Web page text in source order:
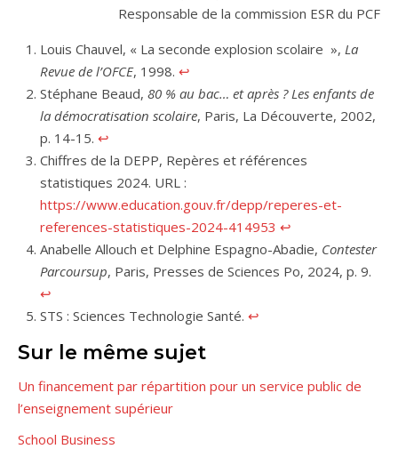
Responsable de la commission ESR du PCF
Louis Chauvel, « La seconde explosion scolaire », La
Revue de l’OFCE, 1998. ↩︎
Stéphane Beaud, 80 % au bac… et après ? Les enfants de
la démocratisation scolaire, Paris, La Découverte, 2002,
p. 14-15. ↩︎
Chiffres de la DEPP, Repères et références
statistiques 2024. URL :
https://www.education.gouv.fr/depp/reperes-et-
references-statistiques-2024-414953 ↩︎
Anabelle Allouch et Delphine Espagno-Abadie, Contester
Parcoursup, Paris, Presses de Sciences Po, 2024, p. 9.
↩︎
STS : Sciences Technologie Santé. ↩︎
Sur le même sujet
Un financement par répartition pour un service public de
l’enseignement supérieur
School Business